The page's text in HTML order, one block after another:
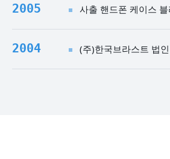
2005 사출 핸드폰 케이스
2004 (주)한국브라스트 법